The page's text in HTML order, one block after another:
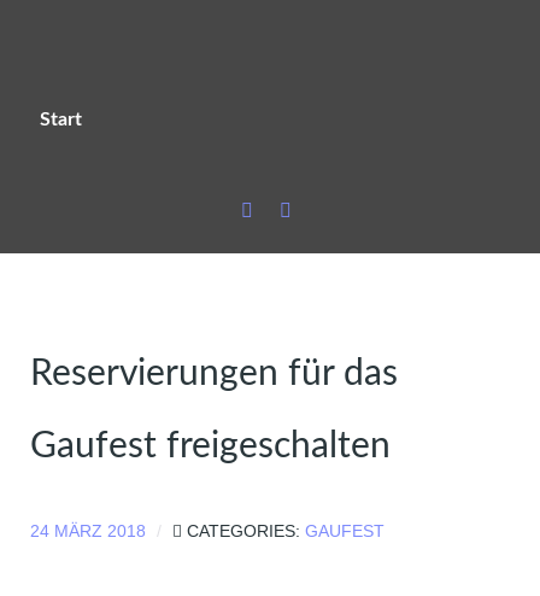
Start
Reservierungen für das
Gaufest freigeschalten
24 MÄRZ 2018 CATEGORIES: GAUFEST